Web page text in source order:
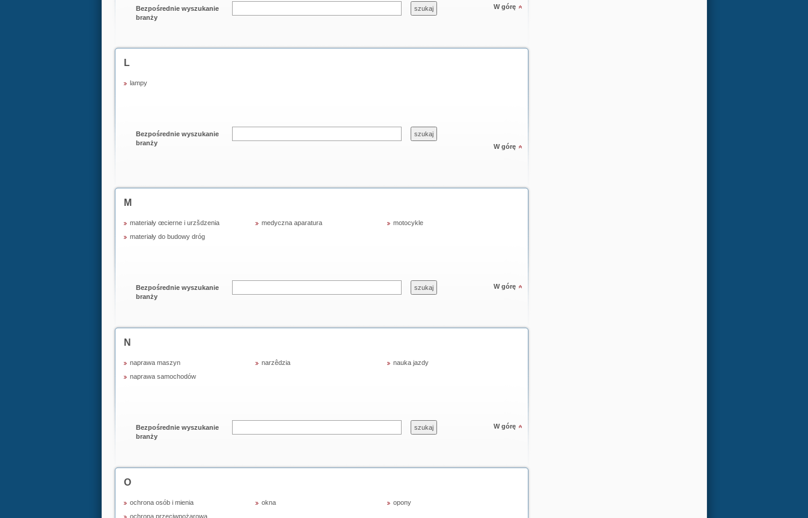
W górę
Bezpośrednie wyszukanie
branży
L
lampy
W górę
Bezpośrednie wyszukanie
branży
M
materiały œcierne i urzšdzenia
materiały do budowy dróg
medyczna aparatura motocykle
W górę
Bezpośrednie wyszukanie
branży
N
naprawa maszyn
naprawa samochodów
narzêdzia nauka jazdy
W górę
Bezpośrednie wyszukanie
branży
O
ochrona osób i mienia
ochrona przeciwpożarowa
okna opony